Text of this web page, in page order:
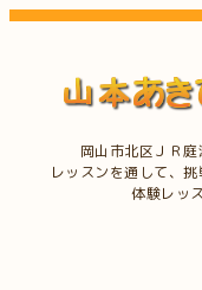
岡山市北区ＪＲ
レッスンを通して、
体験レッ